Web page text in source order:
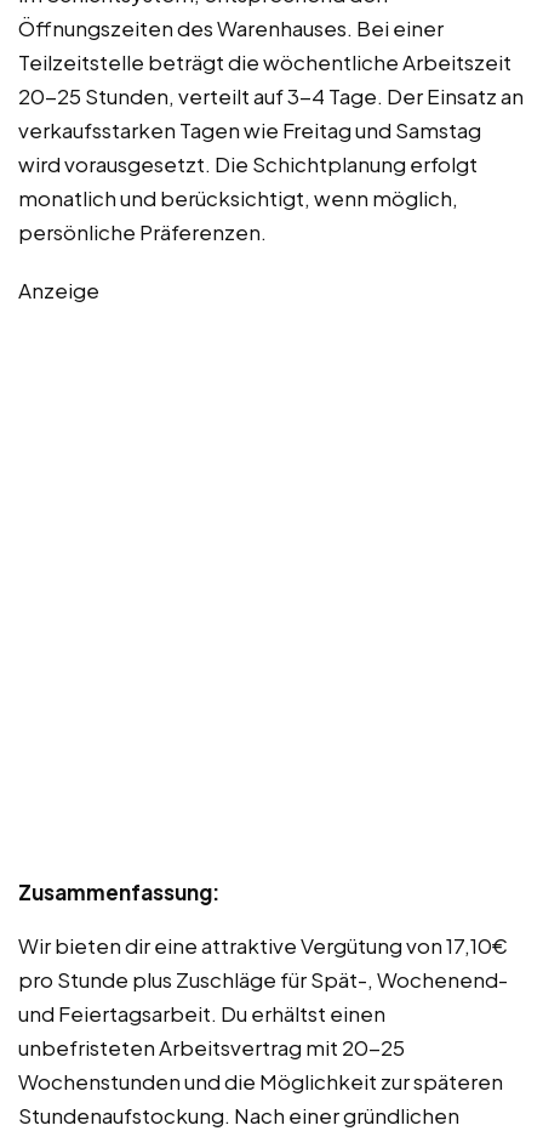
Öffnungszeiten des Warenhauses. Bei einer
Teilzeitstelle beträgt die wöchentliche Arbeitszeit
20-25 Stunden, verteilt auf 3-4 Tage. Der Einsatz an
verkaufsstarken Tagen wie Freitag und Samstag
wird vorausgesetzt. Die Schichtplanung erfolgt
monatlich und berücksichtigt, wenn möglich,
persönliche Präferenzen.
Anzeige
Zusammenfassung:
Wir bieten dir eine attraktive Vergütung von 17,10€
pro Stunde plus Zuschläge für Spät-, Wochenend-
und Feiertagsarbeit. Du erhältst einen
unbefristeten Arbeitsvertrag mit 20-25
Wochenstunden und die Möglichkeit zur späteren
Stundenaufstockung. Nach einer gründlichen